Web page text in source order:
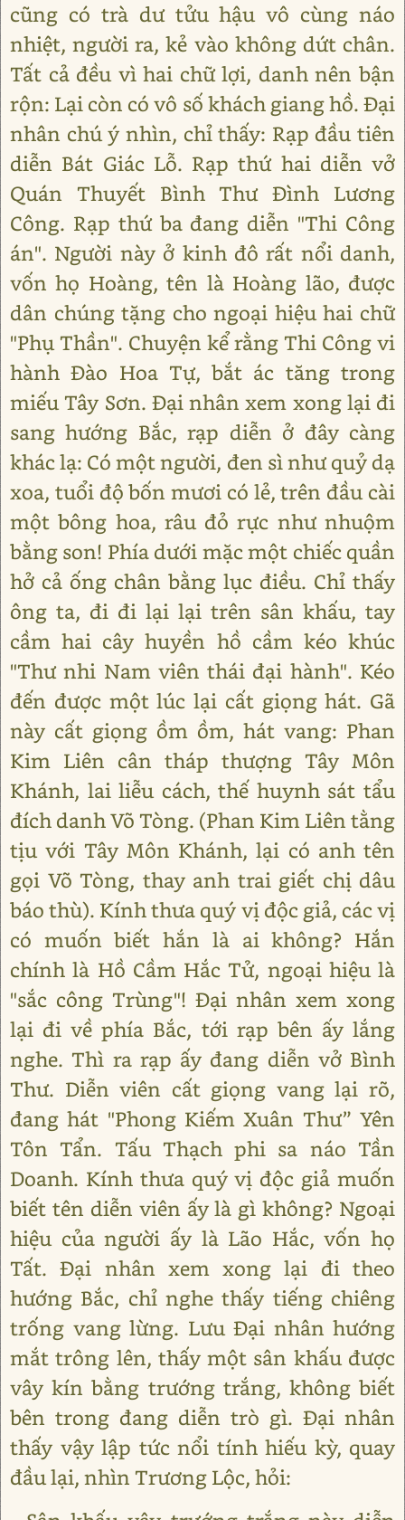
cũng có trà dư tửu hậu vô cùng náo
nhiệt, người ra, kẻ vào không dứt chân.
Tất cả đều vì hai chữ lợi, danh nên bận
rộn: Lại còn có vô số khách giang hồ. Đại
nhân chú ý nhìn, chỉ thấy: Rạp đầu tiên
diễn Bát Giác Lỗ. Rạp thứ hai diễn vở
Quán Thuyết Bình Thư Đình Lương
Công. Rạp thứ ba đang diễn "Thi Công
án". Người này ở kinh đô rất nổi danh,
vốn họ Hoàng, tên là Hoàng lão, được
dân chúng tặng cho ngoại hiệu hai chữ
"Phụ Thần". Chuyện kể rằng Thi Công vi
hành Đào Hoa Tự, bắt ác tăng trong
miếu Tây Sơn. Đại nhân xem xong lại đi
sang hướng Bắc, rạp diễn ở đây càng
khác lạ: Có một người, đen sì như quỷ dạ
xoa, tuổi độ bốn mươi có lẻ, trên đầu cài
một bông hoa, râu đỏ rực như nhuộm
bằng son! Phía dưới mặc một chiếc quần
hở cả ống chân bằng lục điều. Chỉ thấy
ông ta, đi đi lại lại trên sân khấu, tay
cầm hai cây huyền hồ cầm kéo khúc
"Thư nhi Nam viên thái đại hành". Kéo
đến được một lúc lại cất giọng hát. Gã
này cất giọng ồm ồm, hát vang: Phan
Kim Liên cân tháp thượng Tây Môn
Khánh, lai liễu cách, thế huynh sát tẩu
đích danh Võ Tòng. (Phan Kim Liên tằng
tịu với Tây Môn Khánh, lại có anh tên
gọi Võ Tòng, thay anh trai giết chị dâu
báo thù). Kính thưa quý vị độc giả, các vị
có muốn biết hắn là ai không? Hắn
chính là Hồ Cầm Hắc Tử, ngoại hiệu là
"sắc công Trùng"! Đại nhân xem xong
lại đi về phía Bắc, tới rạp bên ấy lắng
nghe. Thì ra rạp ấy đang diễn vở Bình
Thư. Diễn viên cất giọng vang lại rõ,
đang hát "Phong Kiếm Xuân Thư” Yên
Tôn Tẩn. Tấu Thạch phi sa náo Tần
Doanh. Kính thưa quý vị độc giả muốn
biết tên diễn viên ấy là gì không? Ngoại
hiệu của người ấy là Lão Hắc, vốn họ
Tất. Đại nhân xem xong lại đi theo
hướng Bắc, chỉ nghe thấy tiếng chiêng
trống vang lừng. Lưu Đại nhân hướng
mắt trông lên, thấy một sân khấu được
vây kín bằng trướng trắng, không biết
bên trong đang diễn trò gì. Đại nhân
thấy vậy lập tức nổi tính hiếu kỳ, quay
đầu lại, nhìn Trương Lộc, hỏi: